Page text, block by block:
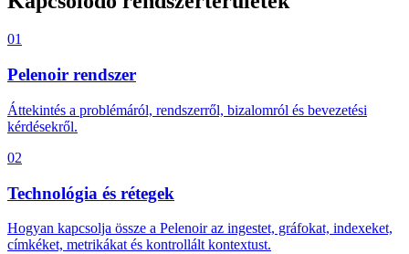
01
Pelenoir rendszer
Áttekintés a problémáról, rendszerről, bizalomról és bevezetési
kérdésekről.
02
Technológia és rétegek
Hogyan kapcsolja össze a Pelenoir az ingestet, gráfokat, indexeket,
címkéket, metrikákat és kontrollált kontextust.